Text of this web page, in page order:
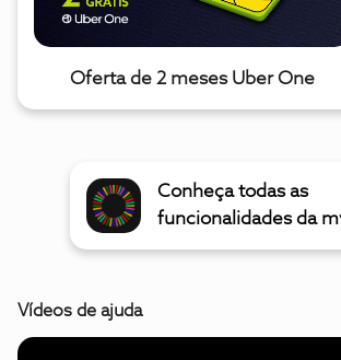
Oferta de 2 meses Uber One
Conheça todas as
funcionalidades da
Vídeos de ajuda